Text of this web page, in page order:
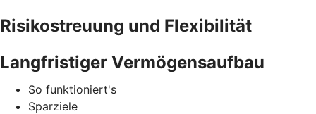
Risikostreuung und Flexibilität
Langfristiger Vermögensaufbau
So funktioniert's
Sparziele